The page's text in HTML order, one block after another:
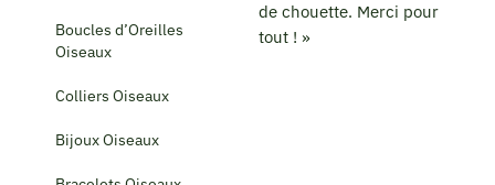
Boucles d’Oreilles
Oiseaux
Colliers Oiseaux
Bijoux Oiseaux
de chouette. Merci pour
tout ! »